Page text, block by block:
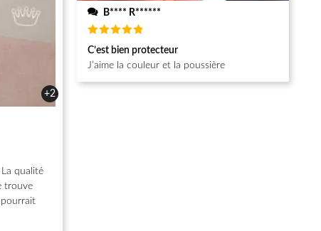
+2
La qualité
trouve
B**** R******
Note5
sur 5
C’est bien protecteur
J’aime la couleur et la poussière